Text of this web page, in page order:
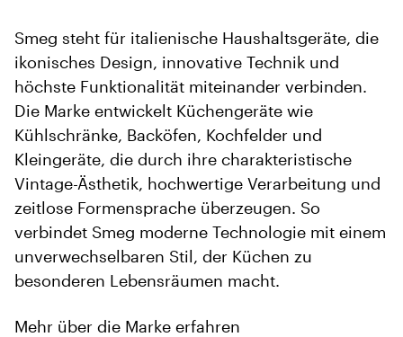
Smeg steht für italienische Haushaltsgeräte, die
ikonisches Design, innovative Technik und
höchste Funktionalität miteinander verbinden.
Die Marke entwickelt Küchengeräte wie
Kühlschränke, Backöfen, Kochfelder und
Kleingeräte, die durch ihre charakteristische
Vintage-Ästhetik, hochwertige Verarbeitung und
zeitlose Formensprache überzeugen. So
verbindet Smeg moderne Technologie mit einem
unverwechselbaren Stil, der Küchen zu
besonderen Lebensräumen macht.
Mehr über die Marke erfahren